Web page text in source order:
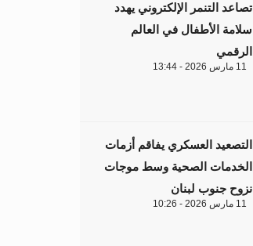
تصاعد التنمر الإلكتروني يهدد
سلامة الأطفال في العالم
الرقمي
11 مارس 2026 - 13:44
التصعيد العسكري يفاقم أزمات
الخدمات الصحية وسط موجات
نزوح جنوب لبنان
11 مارس 2026 - 10:26